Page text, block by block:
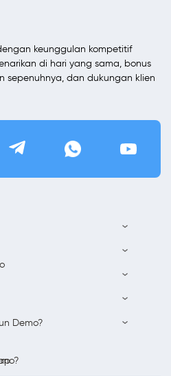
keunggulan kompetitif
di hari yang sama, bonus
dan dukungan klien
Demo?